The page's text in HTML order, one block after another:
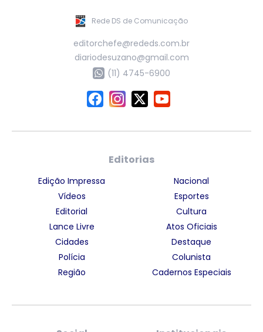
Rede DS de Comunicação
editorchefe@rededs.com.br
diariodesuzano@gmail.com
(11) 4745-6900
Editorias
Edição Impressa
Vídeos
Editorial
Lance Livre
Cidades
Polícia
Região
Nacional
Esportes
Cultura
Atos Oficiais
Destaque
Colunista
Cadernos Especiais